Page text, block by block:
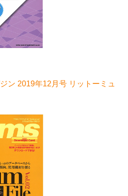
ン 2019年12月号 リットーミュ